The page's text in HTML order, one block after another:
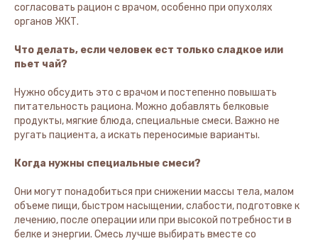
согласовать рацион с врачом, особенно при опухолях
органов ЖКТ.
Что делать, если человек ест только сладкое или
пьет чай?
Нужно обсудить это с врачом и постепенно повышать
питательность рациона. Можно добавлять белковые
продукты, мягкие блюда, специальные смеси. Важно не
ругать пациента, а искать переносимые варианты.
Когда нужны специальные смеси?
Они могут понадобиться при снижении массы тела, малом
объеме пищи, быстром насыщении, слабости, подготовке к
лечению, после операции или при высокой потребности в
белке и энергии. Смесь лучше выбирать вместе со